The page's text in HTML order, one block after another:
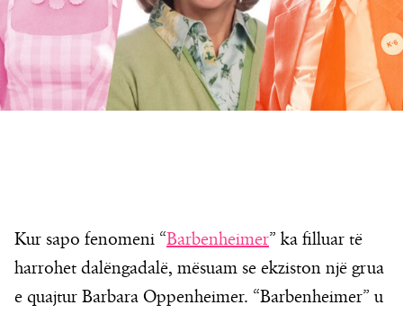
Kur sapo fenomeni “Barbenheimer” ka filluar të
harrohet dalëngadalë, mësuam se ekziston një grua
e quajtur Barbara Oppenheimer. “Barbenheimer” u